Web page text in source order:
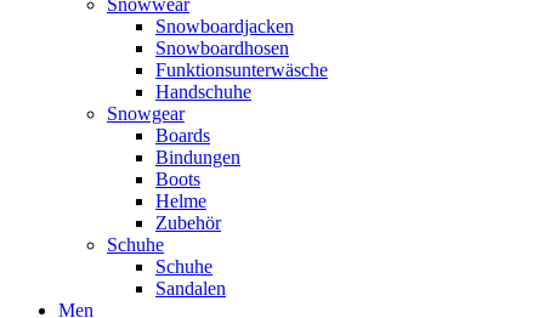
Snowwear
Snowboardjacken
Snowboardhosen
Funktionsunterwäsche
Handschuhe
Snowgear
Boards
Bindungen
Boots
Helme
Zubehör
Schuhe
Schuhe
Sandalen
Men